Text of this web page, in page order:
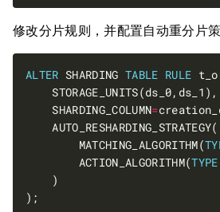
修改分片规则，并配置自动重分片
ALTER SHARDING TABLE RULE
    SHARDING_COLUMN
=
        MATCHING_ALGORITHM(
        ACTION_ALGORITHM(
TYPE